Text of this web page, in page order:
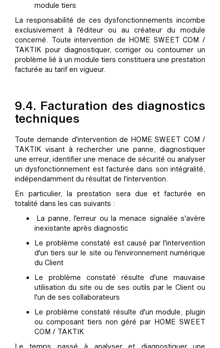
module tiers
La responsabilité de ces dysfonctionnements incombe
exclusivement à l'éditeur ou au créateur du module
concerné. Toute intervention de HOME SWEET COM /
TAKTIK pour diagnostiquer, corriger ou contourner un
problème lié à un module tiers constituera une prestation
facturée au tarif en vigueur.
9.4. Facturation des diagnostics
techniques
Toute demande d'intervention de HOME SWEET COM /
TAKTIK visant à rechercher une panne, diagnostiquer
une erreur, identifier une menace de sécurité ou analyser
un dysfonctionnement est facturée dans son intégralité,
indépendamment du résultat de l'intervention.
En particulier, la prestation sera due et facturée en
totalité dans les cas suivants :
La panne, l'erreur ou la menace signalée s'avère
inexistante après diagnostic
Le problème constaté est causé par l'intervention
d'un tiers sur le site ou l'environnement numérique
du Client
Le problème constaté résulte d'une mauvaise
utilisation du site ou de ses outils par le Client ou
l'un de ses collaborateurs
Le problème constaté résulte d'un module, plugin
ou composant tiers non géré par HOME SWEET
COM / TAKTIK
Le temps passé à analyser et diagnostiquer une